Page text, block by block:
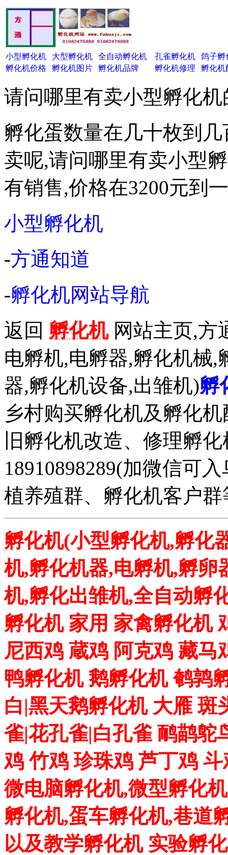
小型孵化机 大型孵化机 全自动孵化机 孔雀孵化机
鸽子孵
孵化机价格
孵化机图片 孵化机品牌 孵化机修理 孵化机
请问哪里有卖小型孵化机
孵化蛋数量在几十枚到
卖呢,请问哪里有卖小型
有销售,价格在3200元到
小型孵化机
-方通知道
-孵化机网站导航
返回 孵化机网站主页,方
电孵机,电孵器,孵化机械,
器,孵化机设备,出雏机)孵
乡村购买孵化机及孵化
旧孵化机改造、修理孵
18910898289(加微信可
植养殖群、孵化机客户
孵化机(小型孵化机,孵化
机,孵化机器,电孵机,孵卵
机,孵化出雏机,全自动孵
孵化机 家用 家禽孵化机
尼西鸡 蔵鸡 阿克鸡 藏马
鸭孵化机 鹅孵化机 鹌鹑
白|黑天鹅孵化机 大雁 斑
雀|花孔雀|白孔雀 鸸鹋鸵
鸡 竹鸡 珍珠鸡 芦丁鸡
微电脑孵化机,微型孵化
孵化机,蛋车孵化机,巷道
以及教学孵化机 实验孵